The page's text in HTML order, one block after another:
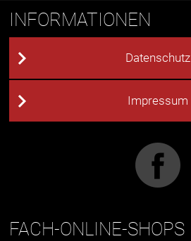
INFORMATIONEN
Datenschutz
Impressum
FACH-ONLINE-SHOPS